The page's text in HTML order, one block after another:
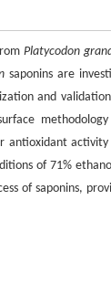
Platycodon
saponins are
and
activity
of 71%
of saponins,